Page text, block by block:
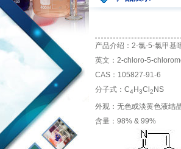
产品介绍：2-氯-5-氯甲基
英文：2-chloro-5-
CAS：105827-91-6
分子式：C4H3Cl 2 NS
外观：无色或淡黄色液结
含量：98% & 99%